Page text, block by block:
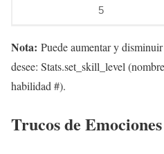
5
Nota: Puede aumentar y
desee: Stats.set_skill_level
habilidad #).
Trucos de